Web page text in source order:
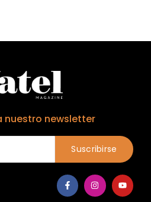
nuestro newsletter
Suscribirse